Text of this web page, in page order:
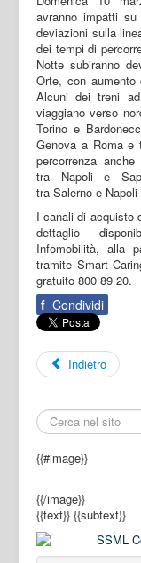
avranno impatti
deviazioni sulla
dei tempi di
Notte subiranno
Orte, con
Alcuni dei treni
viaggiano verso
Torino e
Genova a Roma e
percorrenza
tra Napoli e
tra Salerno e
I canali di acquisto
dettaglio
Infomobilità, alla
tramite Smart
gratuito 800 89 20.
f Condividi
Indietro
{{#image}}
{{/image}}
{{text}} {{subtext}}